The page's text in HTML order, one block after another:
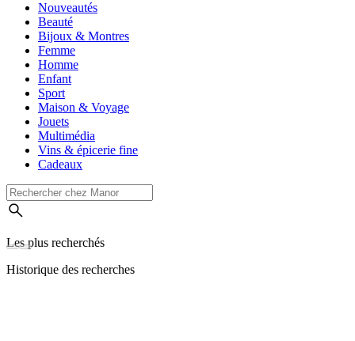
Nouveautés
Beauté
Bijoux & Montres
Femme
Homme
Enfant
Sport
Maison & Voyage
Jouets
Multimédia
Vins & épicerie fine
Cadeaux
Les plus recherchés
Historique des recherches